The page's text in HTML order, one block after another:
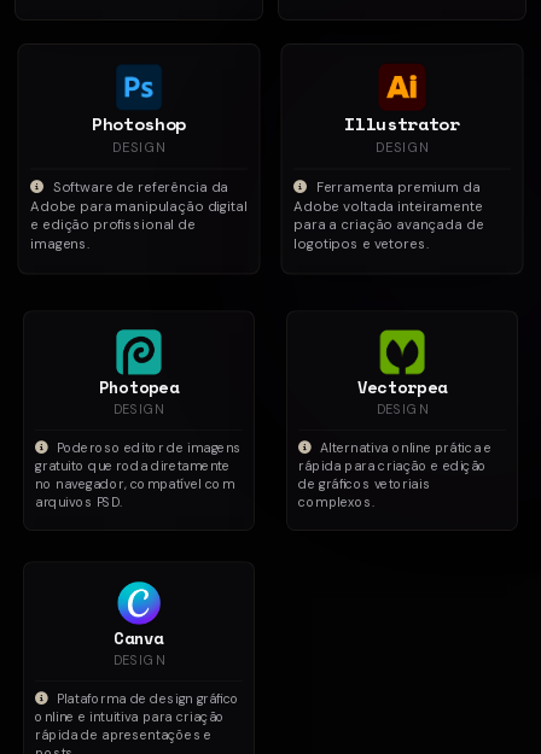
Photoshop
DESIGN
Software de referência da
Adobe para manipulação digital
e edição profissional de
imagens.
Illustrator
DESIGN
Ferramenta premium da
Adobe voltada inteiramente
para a criação avançada de
logotipos e vetores.
Photopea
DESIGN
Poderoso editor de imagens
gratuito que roda diretamente
no navegador, compatível com
arquivos PSD.
Vectorpea
DESIGN
Alternativa online prática e
rápida para criação e edição
de gráficos vetoriais
complexos.
Canva
DESIGN
Plataforma de design gráfico
online e intuitiva para criação
rápida de apresentações e